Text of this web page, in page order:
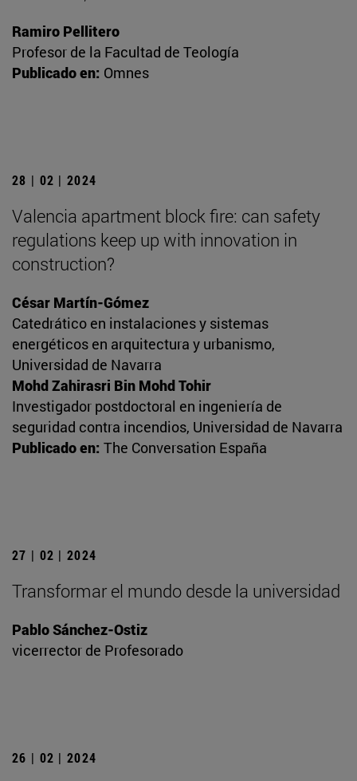
Ramiro Pellitero
Profesor de la Facultad de Teología
Publicado en: Omnes
28 | 02 | 2024
Valencia apartment block fire: can safety
regulations keep up with innovation in
construction?
César Martín-Gómez
Catedrático en instalaciones y sistemas
energéticos en arquitectura y urbanismo,
Universidad de Navarra
Mohd Zahirasri Bin Mohd Tohir
Investigador postdoctoral en ingeniería de
seguridad contra incendios, Universidad de Navarra
Publicado en: The Conversation España
27 | 02 | 2024
Transformar el mundo desde la universidad
Pablo Sánchez-Ostiz
vicerrector de Profesorado
26 | 02 | 2024